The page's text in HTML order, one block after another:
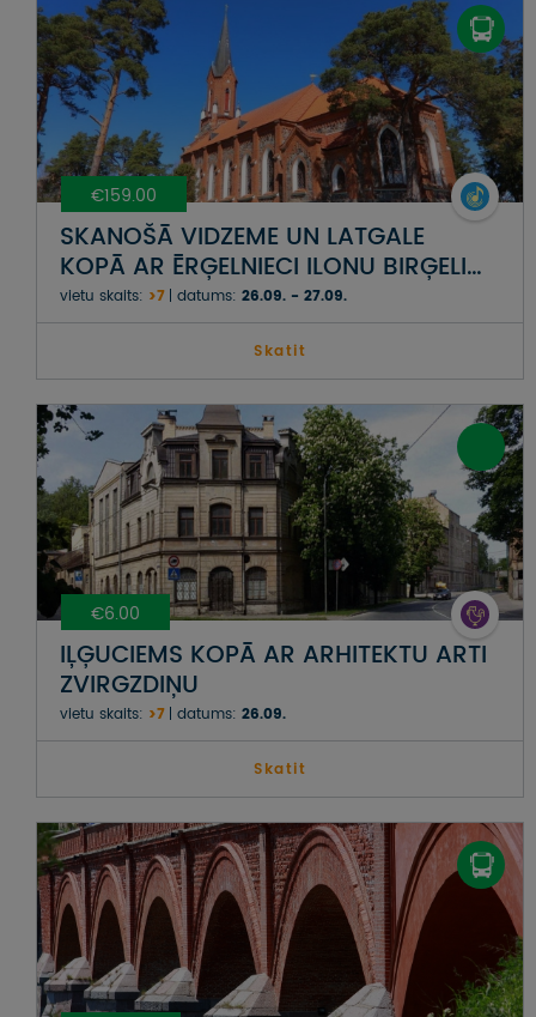
€159.00
SKANOŠĀ VIDZEME UN LATGALE
KOPĀ AR ĒRĢELNIECI ILONU BIRĢELI
UN DZIEDĀTĀJU ILZI GRĒVELI-
SKARAINI
vietu skaits: >7 datums: 26.09. - 27.09.
Skatit
€6.00
IĻĢUCIEMS KOPĀ AR ARHITEKTU ARTI
ZVIRGZDIŅU
vietu skaits: >7 datums: 26.09.
Skatit